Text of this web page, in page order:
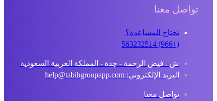
تواصل معنا
تحتاج للمساعدة؟
ش . فيض الرحمة - جدة - المملكة العربية السعودية
البريد الإلكتروني: help@tabibgroupapp.com
تواصل معنا